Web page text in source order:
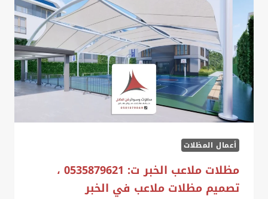
أعمال المظلات
مظلات ملاعب الخبر ت: 0535879621 ،
تصميم مظلات ملاعب في الخبر